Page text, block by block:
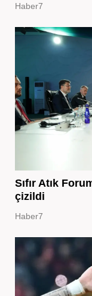
Haber7
Sıfır Atık
çizildi
Haber7